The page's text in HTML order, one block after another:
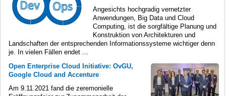
Angesichts hochgradig vernetzter
Anwendungen, Big Data und Cloud
Computing, ist die sorgfältige Planung und
Konstruktion von Architekturen und
Landschaften der entsprechenden Informationssysteme wichtiger denn
je. In vielen Fällen endet ...
Open Enterprise Cloud Initiative: OvGU,
Google Cloud and Accenture
Am 9.11.2021 fand die zeremonielle